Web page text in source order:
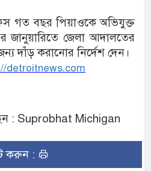
গত বছর পিয়াওকে অভিযুক্ত
জানুয়ারিতে জেলা আদালতের
দাঁড় করানোর নির্দেশ দেন।
detroitnews.com
: Suprobhat Michigan
করুন :